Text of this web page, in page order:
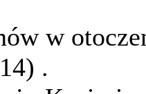
w
.